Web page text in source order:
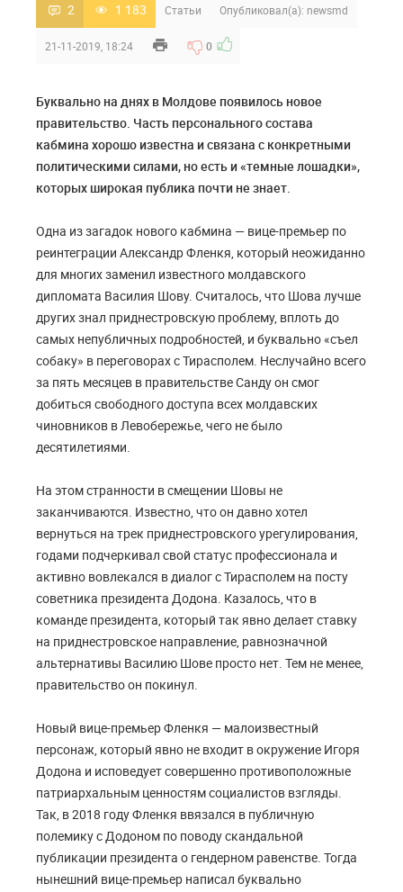
2 1 183 Статьи Опубликовал(а): newsmd
21-11-2019, 18:24 0
Буквально на днях в Молдове появилось новое
правительство. Часть персонального состава
кабмина хорошо известна и связана с конкретными
политическими силами, но есть и «темные лошадки»,
которых широкая публика почти не знает.
Одна из загадок нового кабмина — вице-премьер по
реинтеграции Александр Фленкя, который неожиданно
для многих заменил известного молдавского
дипломата Василия Шову. Считалось, что Шова лучше
других знал приднестровскую проблему, вплоть до
самых непубличных подробностей, и буквально «съел
собаку» в переговорах с Тирасполем. Неслучайно всего
за пять месяцев в правительстве Санду он смог
добиться свободного доступа всех молдавских
чиновников в Левобережье, чего не было
десятилетиями.
На этом странности в смещении Шовы не
заканчиваются. Известно, что он давно хотел
вернуться на трек приднестровского урегулирования,
годами подчеркивал свой статус профессионала и
активно вовлекался в диалог с Тирасполем на посту
советника президента Додона. Казалось, что в
команде президента, который так явно делает ставку
на приднестровское направление, равнозначной
альтернативы Василию Шове просто нет. Тем не менее,
правительство он покинул.
Новый вице-премьер Фленкя — малоизвестный
персонаж, который явно не входит в окружение Игоря
Додона и исповедует совершенно противоположные
патриархальным ценностям социалистов взгляды.
Так, в 2018 году Фленкя ввязался в публичную
полемику с Додоном по поводу скандальной
публикации президента о гендерном равенстве. Тогда
нынешний вице-премьер написал буквально